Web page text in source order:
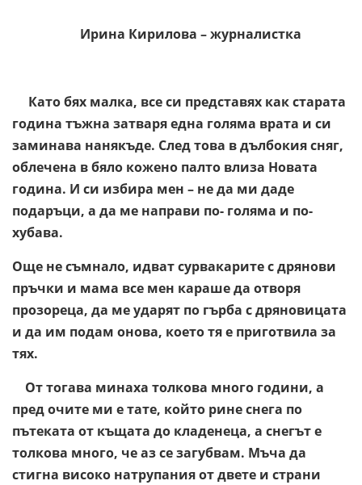
Ирина Кирилова – журналистка
Като бях малка, все си представях как старата
година тъжна затваря една голяма врата и си
заминава нанякъде. След това в дълбокия сняг,
облечена в бяло кожено палто влиза Новата
година. И си избира мен – не да ми даде
подаръци, а да ме направи по- голяма и по-
хубава.
Още не съмнало, идват сурвакарите с дрянови
пръчки и мама все мен караше да отворя
прозореца, да ме ударят по гърба с дряновицата
и да им подам онова, което тя е приготвила за
тях.
От тогава минаха толкова много години, а
пред очите ми е тате, който рине снега по
пътеката от къщата до кладенеца, а снегът е
толкова много, че аз се загубвам. Мъча да
стигна високо натрупания от двете и страни